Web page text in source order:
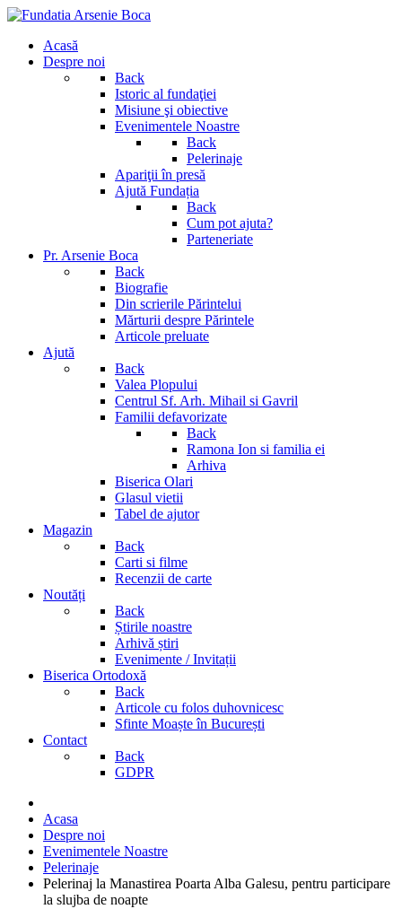
Acasă
Despre noi
Back
Istoric al fundaţiei
Misiune şi obiective
Evenimentele Noastre
Back
Pelerinaje
Apariţii în presă
Ajută Fundația
Back
Cum pot ajuta?
Parteneriate
Pr. Arsenie Boca
Back
Biografie
Din scrierile Părintelui
Mărturii despre Părintele
Articole preluate
Ajută
Back
Valea Plopului
Centrul Sf. Arh. Mihail si Gavril
Familii defavorizate
Back
Ramona Ion si familia ei
Arhiva
Biserica Olari
Glasul vietii
Tabel de ajutor
Magazin
Back
Carti si filme
Recenzii de carte
Noutăți
Back
Știrile noastre
Arhivă știri
Evenimente / Invitații
Biserica Ortodoxă
Back
Articole cu folos duhovnicesc
Sfinte Moaște în București
Contact
Back
GDPR
Acasa
Despre noi
Evenimentele Noastre
Pelerinaje
Pelerinaj la Manastirea Poarta Alba Galesu, pentru participare
la slujba de noapte